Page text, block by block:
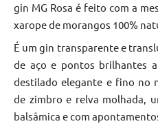
gin MG Rosa é feito com a
xarope de morangos 100%
É um gin transparente e
de aço e pontos brilhantes
destilado elegante e fino no
de zimbro e relva molhada,
balsâmica e com